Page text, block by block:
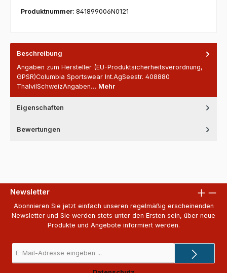
Produktnummer: 841899006N0121
Beschreibung
Angaben zum Hersteller (EU-Produktsicherheitsverordnung,
GPSR)Columbia Sportswear Int.AgSeestr. 408880
ThalvilSchweizAngaben… Mehr
Eigenschaften
Bewertungen
Newsletter
Abonnieren Sie jetzt einfach unseren regelmäßig erscheinenden
Newsletter und Sie werden stets unter den Ersten sein, über neue
Produkte und Angebote informiert werden.
Mail-
Adresse